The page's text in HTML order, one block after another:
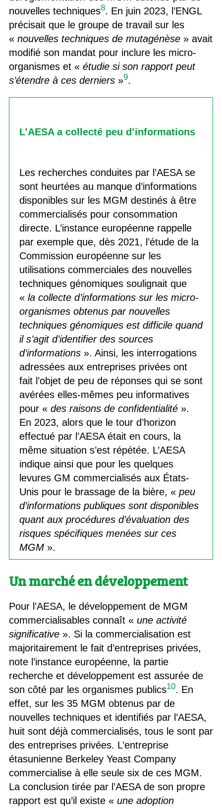
nouvelles techniques8. En juin 2023, l’ENGL
précisait que le groupe de travail sur les
« nouvelles techniques de mutagénèse» avait
modifié son mandat pour inclure les micro-
organismes et « étudie si son rapport peut
s’étendre à ces derniers»9.
L’AESA a collecté peu d’informations
Les recherches conduites par l’AESA se
sont heurtées au manque d’informations
disponibles sur les MGM destinés à être
commercialisés pour consommation
directe. L’instance européenne rappelle
par exemple que, dès 2021, l’étude de la
Commission européenne sur les
utilisations commerciales des nouvelles
techniques génomiques soulignait que
« la collecte d’informations sur les micro-
organismes obtenus par nouvelles
techniques génomiques est difficile quand
il s’agit d’identifier des sources
d’informations». Ainsi, les interrogations
adressées aux entreprises privées ont
fait l’objet de peu de réponses qui se sont
avérées elles-mêmes peu informatives
pour « des raisons de confidentialité».
En 2023, alors que le tour d’horizon
effectué par l’AESA était en cours, la
même situation s’est répétée. L’AESA
indique ainsi que pour les quelques
levures GM commercialisés aux États-
Unis pour le brassage de la bière, « peu
d’informations publiques sont disponibles
quant aux procédures d’évaluation des
risques spécifiques menées sur ces
MGM».
Un marché en développement
Pour l’AESA, le développement de MGM
commercialisables connaît « une activité
significative». Si la commercialisation est
majoritairement le fait d’entreprises privées,
note l’instance européenne, la partie
recherche et développement est assurée de
son côté par les organismes publics10. En
effet, sur les 35 MGM obtenus par de
nouvelles techniques et identifiés par l’AESA,
huit sont déjà commercialisés, tous le sont par
des entreprises privées. L’entreprise
étasunienne Berkeley Yeast Company
commercialise à elle seule six de ces MGM.
La conclusion tirée par l’AESA de son propre
rapport est qu’il existe « une adoption